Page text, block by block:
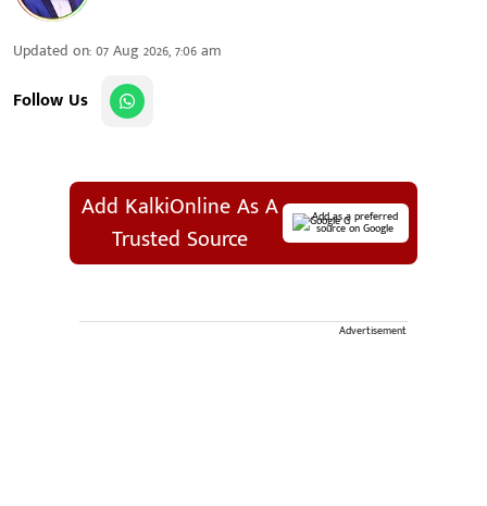
Updated on:07 Aug 2026, 7:06 am
Follow Us
Add KalkiOnline As A
Trusted Source
Add as a preferred
source on Google
Advertisement